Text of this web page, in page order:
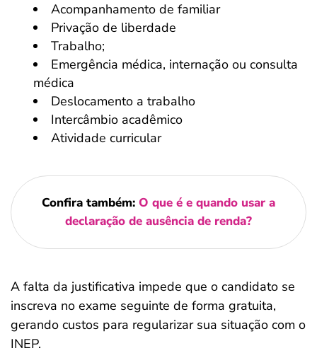
Acompanhamento de familiar
Privação de liberdade
Trabalho;
Emergência médica, internação ou consulta
médica
Deslocamento a trabalho
Intercâmbio acadêmico
Atividade curricular
Confira também: O que é e quando usar a
declaração de ausência de renda?
A falta da justificativa impede que o candidato se
inscreva no exame seguinte de forma gratuita,
gerando custos para regularizar sua situação com o
INEP.